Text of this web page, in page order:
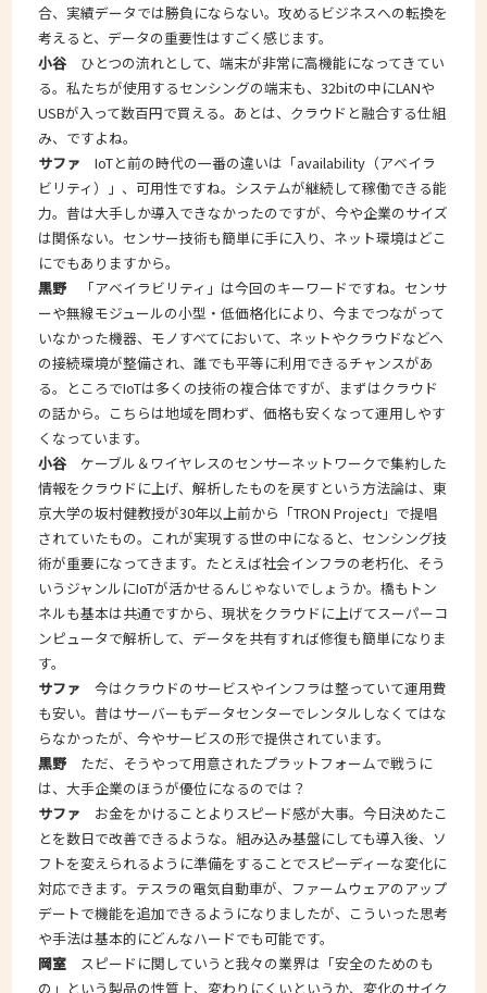
合、実績データでは勝負にならない。攻めるビジネスへの転換を
考えると、データの重要性はすごく感じます。
小谷 ひとつの流れとして、端末が非常に高機能になってきてい
る。私たちが使用するセンシングの端末も、32bitの中にLANや
USBが入って数百円で買える。あとは、クラウドと融合する仕組
み、ですよね。
サファIoTと前の時代の一番の違いは「availability（アベイラ
ビリティ）」、可用性ですね。システムが継続して稼働できる能
力。昔は大手しか導入できなかったのですが、今や企業のサイズ
は関係ない。センサー技術も簡単に手に入り、ネット環境はどこ
にでもありますから。
黒野
「アベイラビリティ」は今回のキーワードですね。センサ
ーや無線モジュールの小型・低価格化により、今までつながって
いなかった機器、モノすべてにおいて、ネットやクラウドなどへ
の接続環境が整備され、誰でも平等に利用できるチャンスがあ
る。ところでIoTは多くの技術の複合体ですが、まずはクラウド
の話から。こちらは地域を問わず、価格も安くなって運用しやす
くなっています。
小谷ケーブル＆ワイヤレスのセンサーネットワークで集約した
情報をクラウドに上げ、解析したものを戻すという方法論は、東
京大学の坂村健教授が30年以上前から「TRON Project」で提唱
されていたもの。これが実現する世の中になると、センシング技
術が重要になってきます。たとえば社会インフラの老朽化、そう
いうジャンルにIoTが活かせるんじゃないでしょうか。橋もトン
ネルも基本は共通ですから、現状をクラウドに上げてスーパーコ
ンピュータで解析して、データを共有すれば修復も簡単になりま
す。
サファ今はクラウドのサービスやインフラは整っていて運用費
も安い。昔はサーバーもデータセンターでレンタルしなくてはな
らなかったが、今やサービスの形で提供されています。
黒野 ただ、そうやって用意されたプラットフォームで戦うに
は、大手企業のほうが優位になるのでは？
サファ お金をかけることよりスピード感が大事。今日決めたこ
とを数日で改善できるような。組み込み基盤にしても導入後、ソ
フトを変えられるように準備をすることでスピーディーな変化に
対応できます。テスラの電気自動車が、ファームウェアのアップ
デートで機能を追加できるようになりましたが、こういった思考
や手法は基本的にどんなハードでも可能です。
岡室 スピードに関していうと我々の業界は「安全のためのも
の」という製品の性質上、変わりにくいというか、変化のサイク